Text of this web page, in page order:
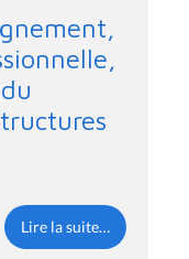
Lire la suite…